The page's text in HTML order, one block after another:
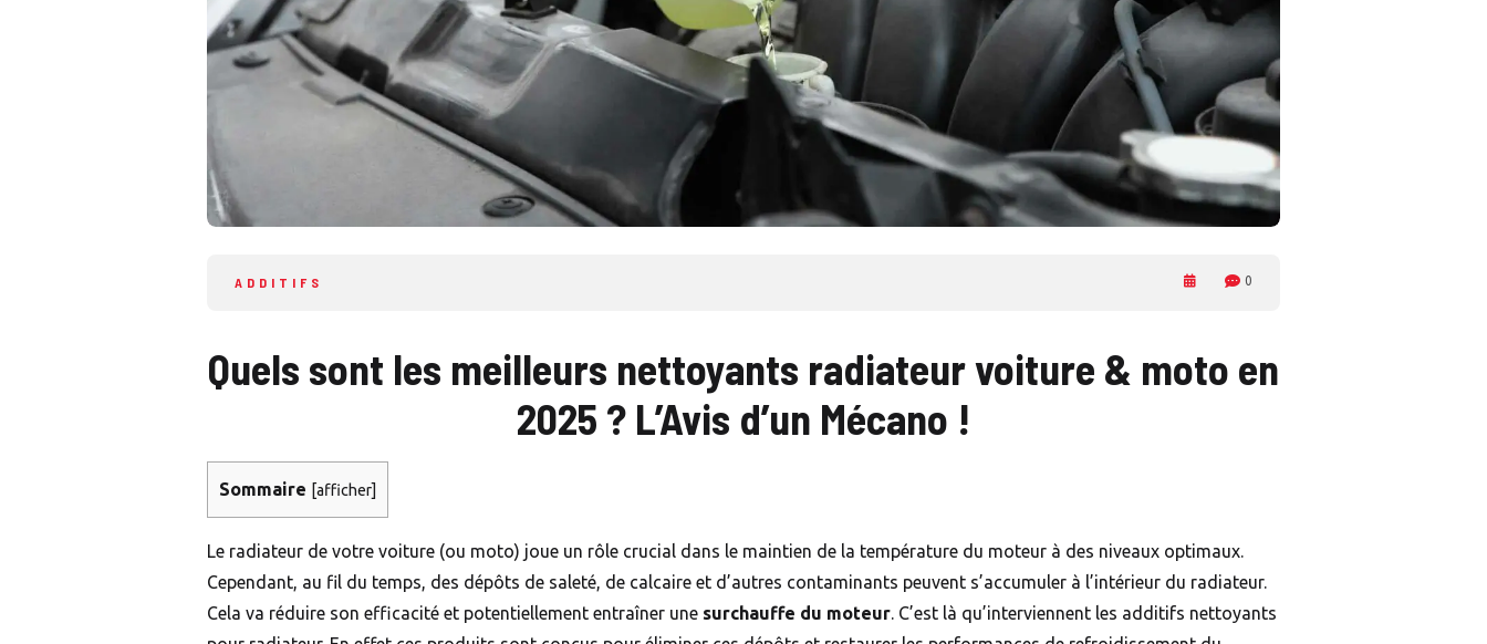
ADDITIFS 0
Quels sont les meilleurs nettoyants radiateur voiture & moto en
2025 ? L’Avis d’un Mécano !
Sommaire [afficher]
Le radiateur de votre voiture (ou moto) joue un rôle crucial dans le maintien de la température du moteur à des niveaux optimaux.
Cependant, au fil du temps, des dépôts de saleté, de calcaire et d’autres contaminants peuvent s’accumuler à l’intérieur du radiateur.
Cela va réduire son efficacité et potentiellement entraîner une surchauffe du moteur. C’est là qu’interviennent les additifs nettoyants